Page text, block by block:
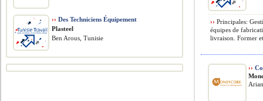
›› Principales:
équipes de
livraison. Former
››
›› Des Techniciens Équipement
Plasteel
Ben Arous, Tunisie